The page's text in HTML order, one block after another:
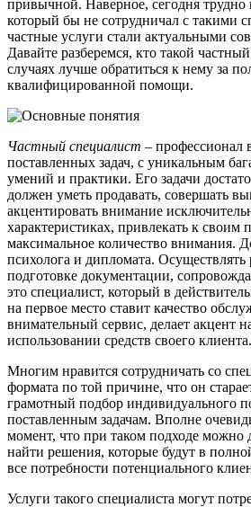
привычной. Наверное, сегодня трудно
который бы не сотрудничал с такими
частные услуги стали актуальными
Давайте разберемся, кто такой
случаях лучше обратиться к нему за
квалифицированной помощи.
Частный специалист – профессионал
поставленных задач, с уникальным
умений и практики. Его задачи
должен уметь продавать, совершать
акцентировать внимание
характеристиках, привлекать к своим
максимальное количество внимания.
психолога и дипломата.
подготовке документации,
это специалист, который в
на первое место ставит качество
внимательный сервис, делает акцент
использовании средств своего клиента.
Многим нравится сотрудничать со
формата по той причине, что он
грамотный подбор индивидуального
поставленным задачам. Вполне
момент, что при таком подходе можно
найти решения, которые будут в
все потребности потенциального
Услуги такого специалиста могут